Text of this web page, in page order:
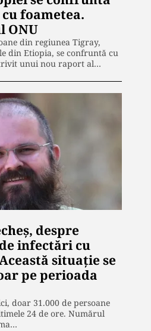
foametea.
ONU
din regiunea Tigray,
din Etiopia, se confruntă cu
unui nou raport al…
despre
infectări cu
situație se
pe perioada
doar 31.000 de persoane
24 de ore. Numărul